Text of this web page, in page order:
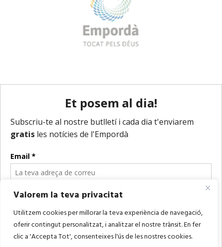
Valorem la teva privacitat
Utilitzem cookies per millorar la teva experiència de navegació,
oferir contingut personalitzat, i analitzar el nostre trànsit. En fer
clic a 'Accepta Tot', consenteixes l'ús de les nostres cookies.